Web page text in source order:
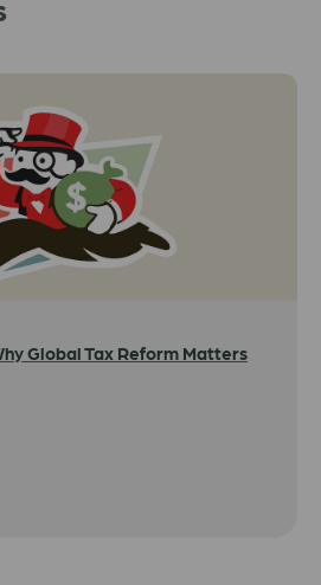
Global Tax Reform Matters